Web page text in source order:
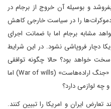
و بوسیله آن خروج از برجام در
اعتبار دموکرات‌ها را در سیاست خارجی کاهش
مشابه برجام اما با ضمانت اجرای
دچار فروپاشی نشود. در این شرایط
خواهد بود؟ حالا چگونه توافقی
ممکن خواهد بود؟ پاسخ در مفهوم نظری «جنگ اراده‌هاست» (War of wills) اما
لوازمی دارد؟
ایران و امریکا را تبیین کنند.